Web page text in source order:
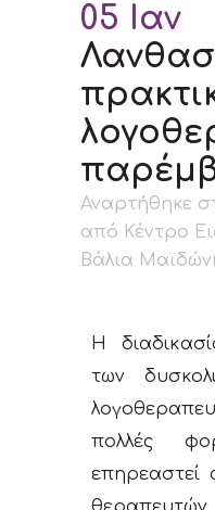
05 Ιαν
Αναρτήθηκε
από Κέντρο
Βάλια
Η
των
πολλές
επηρεαστεί